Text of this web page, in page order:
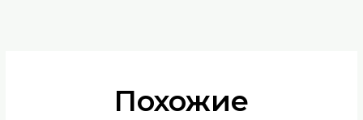
Похожие